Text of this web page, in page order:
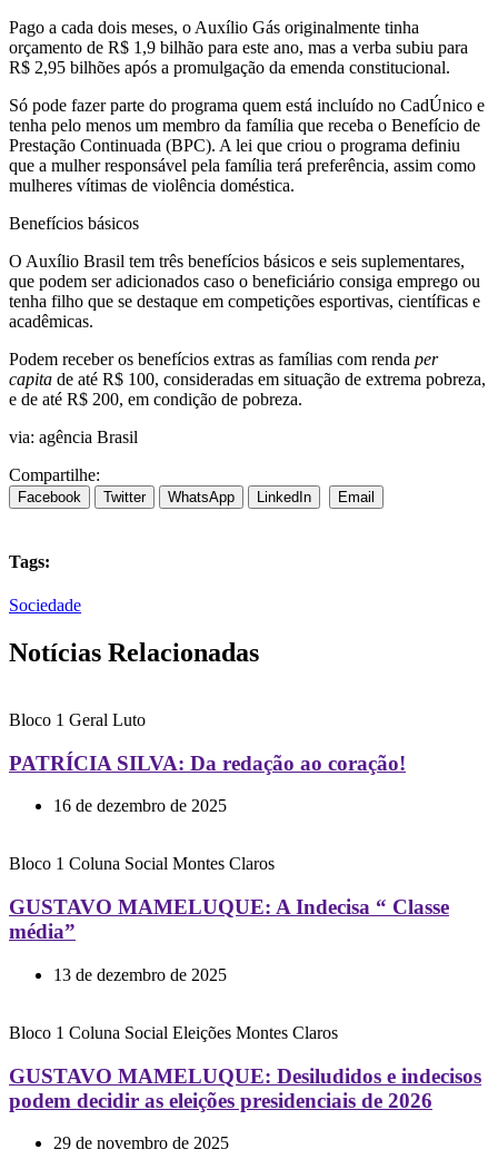
Pago a cada dois meses, o Auxílio Gás originalmente tinha
orçamento de R$ 1,9 bilhão para este ano, mas a verba subiu para
R$ 2,95 bilhões após a promulgação da emenda constitucional.
Só pode fazer parte do programa quem está incluído no CadÚnico e
tenha pelo menos um membro da família que receba o Benefício de
Prestação Continuada (BPC). A lei que criou o programa definiu
que a mulher responsável pela família terá preferência, assim como
mulheres vítimas de violência doméstica.
Benefícios básicos
O Auxílio Brasil tem três benefícios básicos e seis suplementares,
que podem ser adicionados caso o beneficiário consiga emprego ou
tenha filho que se destaque em competições esportivas, científicas e
acadêmicas.
Podem receber os benefícios extras as famílias com renda per
capita de até R$ 100, consideradas em situação de extrema pobreza,
e de até R$ 200, em condição de pobreza.
via: agência Brasil
Compartilhe:
Facebook Twitter WhatsApp LinkedIn Email
Tags:
Sociedade
Notícias Relacionadas
Bloco 1 Geral Luto
PATRÍCIA SILVA: Da redação ao coração!
16 de dezembro de 2025
Bloco 1 Coluna Social Montes Claros
GUSTAVO MAMELUQUE: A Indecisa “ Classe
média”
13 de dezembro de 2025
Bloco 1 Coluna Social Eleições Montes Claros
GUSTAVO MAMELUQUE: Desiludidos e indecisos
podem decidir as eleições presidenciais de 2026
29 de novembro de 2025